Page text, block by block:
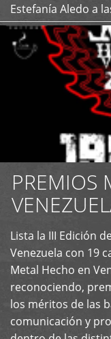
Estefanía Aledo a
PREMIOS
Lista la III Edición
Venezuela con 19
Metal Hecho en
reconociendo,
los méritos de las
comunicación y